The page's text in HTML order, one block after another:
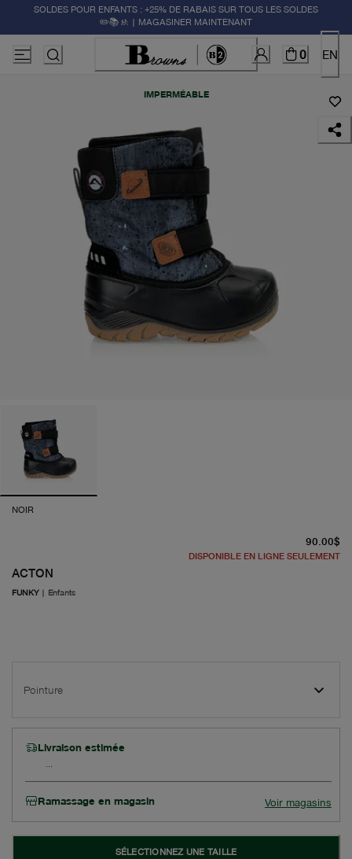
SOLDES POUR ENFANTS : +25% DE RABAIS SUR TOUS LES SOLDES
✏️📚🚸 | MAGASINER MAINTENANT
0 EN
IMPERMÉABLE
NOIR
ACTON
FUNKY| Enfants
90.00$
DISPONIBLE EN LIGNE SEULEMENT
Pointure
Livraison estimée
Ramassage en magasin Voir magasins
SÉLECTIONNEZ UNE TAILLE